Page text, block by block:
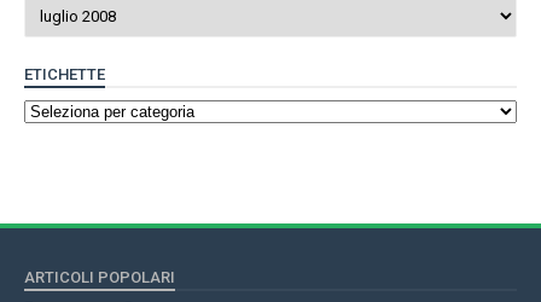
ETICHETTE
ARTICOLI POPOLARI